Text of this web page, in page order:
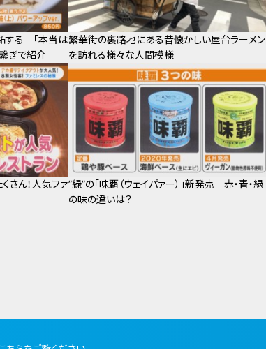
する 「本当は
ぎで紹介
繁華街の裏路地にある昔懐かしい屋台ラーメン
を訪れる様々な人間模様
さん！人気ファ”緑”の「味覇（ウェイパァー）」新発売 赤・青・緑
の味の違いは？